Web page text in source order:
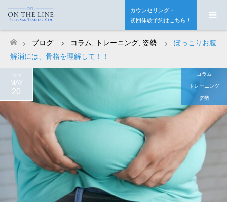
カウンセリング・
初回体験予約はこちら！
ホーム
ブログ コラム トレーニング 姿勢
ぽっこりお腹
解消には、骨格を理解して！！
2023
MAY
20
コラム
トレーニング
姿勢